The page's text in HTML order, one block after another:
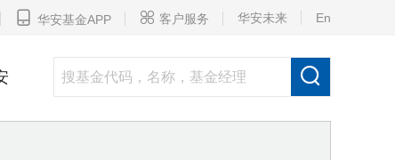
 华安基金APP  客户服务 华安未来 En
